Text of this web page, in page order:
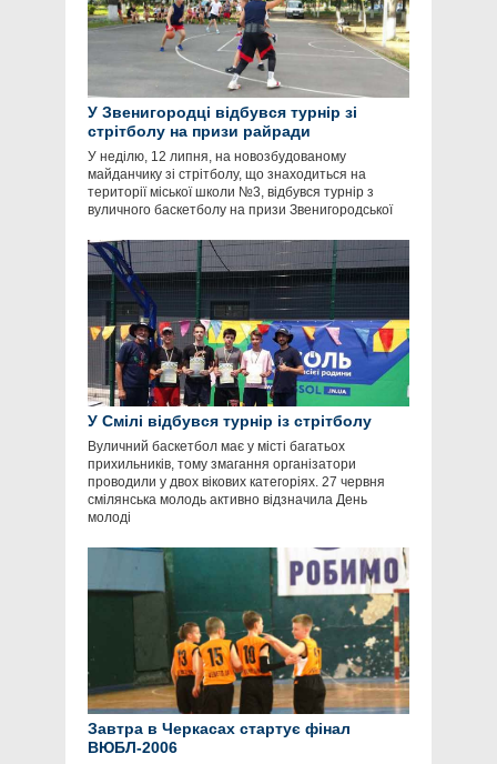
У Звенигородці відбувся турнір зі
стрітболу на призи райради
У неділю, 12 липня, на новозбудованому
майданчику зі стрітболу, що знаходиться на
території міської школи №3, відбувся турнір з
вуличного баскетболу на призи Звенигородської
У Смілі відбувся турнір із стрітболу
Вуличний баскетбол має у місті багатьох
прихильників, тому змагання організатори
проводили у двох вікових категоріях. 27 червня
смілянська молодь активно відзначила День
молоді
Завтра в Черкасах стартує фінал
ВЮБЛ-2006